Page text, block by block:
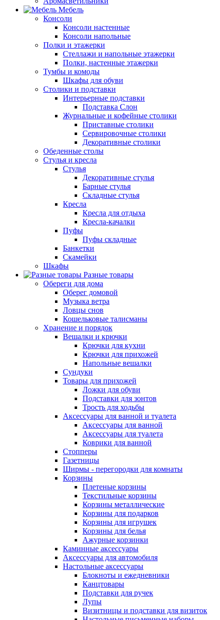
Мебель
Консоли
Консоли настенные
Консоли напольные
Полки и этажерки
Стеллажи и напольные этажерки
Полки, настенные этажерки
Тумбы и комоды
Шкафы для обуви
Столики и подставки
Интерьерные подставки
Подставка Слон
Журнальные и кофейные столики
Приставные столики
Сервировочные столики
Декоративные столики
Обеденные столы
Стулья и кресла
Стулья
Декоративные стулья
Барные стулья
Складные стулья
Кресла
Кресла для отдыха
Кресла-качалки
Пуфы
Пуфы складные
Банкетки
Скамейки
Шкафы
Разные товары
Обереги для дома
Оберег домовой
Музыка ветра
Ловцы снов
Кошельковые талисманы
Хранение и порядок
Вешалки и крючки
Крючки для кухни
Крючки для прихожей
Напольные вешалки
Сундуки
Товары для прихожей
Ложки для обуви
Подставки для зонтов
Трость для ходьбы
Аксессуары для ванной и туалета
Аксессуары для ванной
Аксессуары для туалета
Коврики для ванной
Стопперы
Газетницы
Ширмы - перегородки для комнаты
Корзины
Плетеные корзины
Текстильные корзины
Корзины металлические
Корзины для подарков
Корзины для игрушек
Корзины для белья
Ажурные корзинки
Каминные аксессуары
Аксессуары для автомобиля
Настольные аксессуары
Блокноты и ежедневники
Канцтовары
Подставки для ручек
Лупы
Визитницы и подставки для визиток